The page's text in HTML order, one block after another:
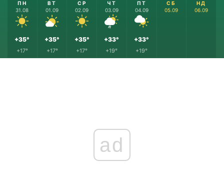
ПН
31.08
+35°
+17°
ВТ
01.09
+35°
+17°
СР
02.09
+35°
+17°
ЧТ
03.09
+33°
+19°
ПТ
04.09
+33°
+19°
СБ
05.09
НД
06.09
ad